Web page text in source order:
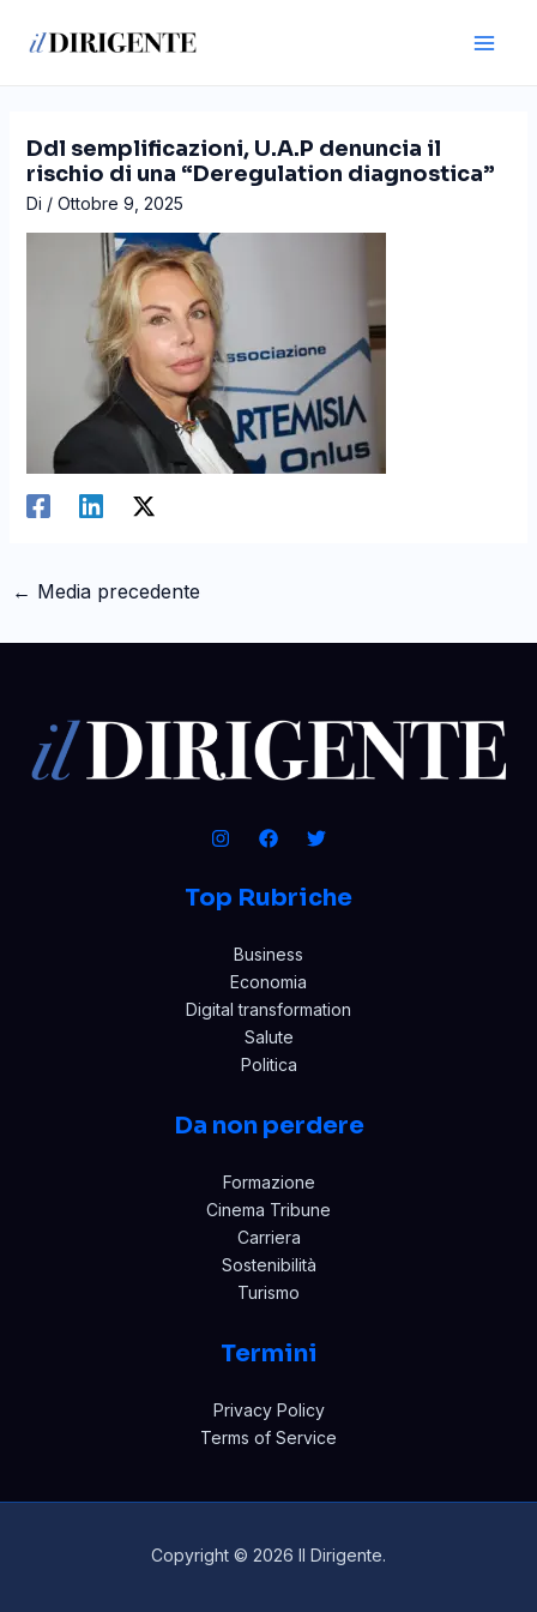
Ddl semplificazioni, U.A.P denuncia il
rischio di una “Deregulation diagnostica”
Di / Ottobre 9, 2025
articoli
← Media precedente
Top Rubriche
Business
Economia
Digital transformation
Salute
Politica
Da non perdere
Formazione
Cinema Tribune
Carriera
Sostenibilità
Turismo
Termini
Privacy Policy
Terms of Service
Copyright © 2026 Il Dirigente.